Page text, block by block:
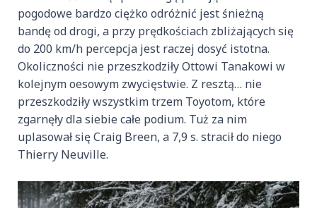
pogodowe bardzo ciężko odróżnić jest śnieżną
bandę od drogi, a przy prędkościach zbliżających się
do 200 km/h percepcja jest raczej dosyć istotna.
Okoliczności nie przeszkodziły Ottowi Tanakowi w
kolejnym oesowym zwycięstwie. Z resztą… nie
przeszkodziły wszystkim trzem Toyotom, które
zgarnęły dla siebie całe podium. Tuż za nim
uplasował się Craig Breen, a 7,9 s. stracił do niego
Thierry Neuville.